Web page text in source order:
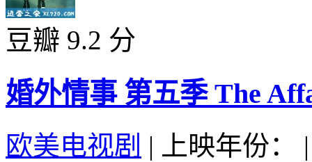
豆瓣 9.2 分
婚外情事 第五季 The
欧美电视剧 | 上映年份：
|